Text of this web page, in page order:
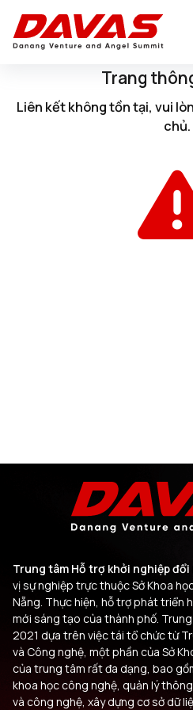
Trang
Liên kết không tồn tại, vui
chủ.
Trung tâm Hỗ trợ khởi nghiệp
vị sự nghiệp trực thuộc Sở Khoa
Nẵng. Thực hiện, hỗ trợ phát triển
mới sáng tạo của thành phố.
2021 dựa trên việc tái tổ chức từ
và Công nghệ, một phần của Sở
của trung tâm rất đa dạng, bao
khoa học công nghệ, quản lý
và công nghệ, xây dựng cơ sở dữ